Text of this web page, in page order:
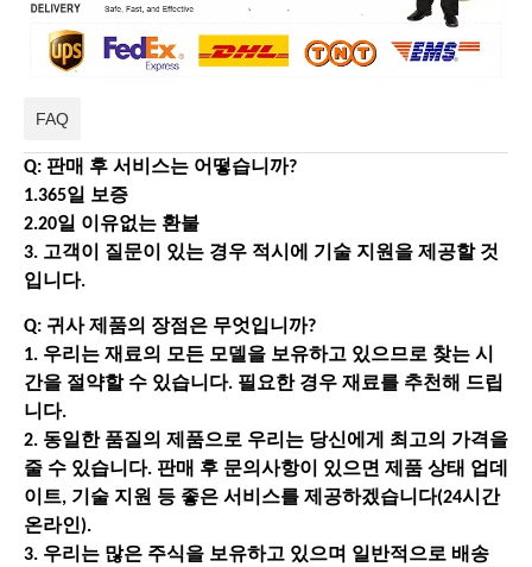
FAQ
Q: 판매 후 서비스는 어떻습니까?
1.365일 보증
2.20일 이유없는 환불
3. 고객이 질문이 있는 경우 적시에 기술 지원을 제공할 것
입니다.
Q: 귀사 제품의 장점은 무엇입니까?
1. 우리는 재료의 모든 모델을 보유하고 있으므로 찾는 시
간을 절약할 수 있습니다. 필요한 경우 재료를 추천해 드립
니다.
2. 동일한 품질의 제품으로 우리는 당신에게 최고의 가격을
줄 수 있습니다. 판매 후 문의사항이 있으면 제품 상태 업데
이트, 기술 지원 등 좋은 서비스를 제공하겠습니다(24시간
온라인).
3. 우리는 많은 주식을 보유하고 있으며 일반적으로 배송